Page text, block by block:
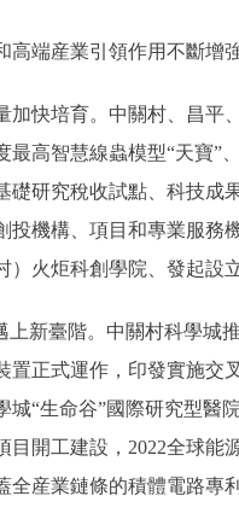
端産業引領作用不斷增
培育。中關村、昌平、
最高智慧線蟲模型“天寶”
礎研究稅收試點、科技成
投機構、項目和專業服
）火炬科創學院、發起設
新臺階。中關村科學城推
置正式運作，印發實施交
城“生命谷”國際研究型
目開工建設，2022全球能
全産業鏈條的積體電路專